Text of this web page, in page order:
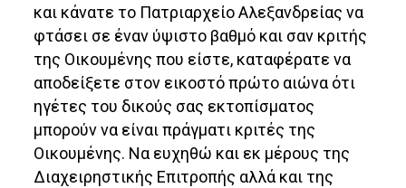
και κάνατε το Πατριαρχείο Αλεξανδρείας να
φτάσει σε έναν ύψιστο βαθμό και σαν κριτής
της Οικουμένης που είστε, καταφέρατε να
αποδείξετε στον εικοστό πρώτο αιώνα ότι
ηγέτες του δικούς σας εκτοπίσματος
μπορούν να είναι πράγματι κριτές της
Οικουμένης. Να ευχηθώ και εκ μέρους της
Διαχειρηστικής Επιτροπής αλλά και της